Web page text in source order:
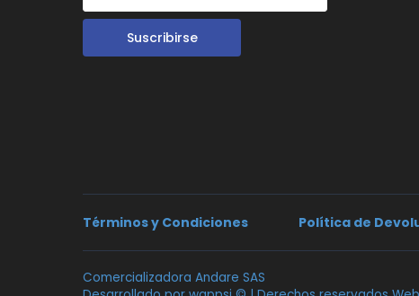
Suscribirse
Términos y Condiciones Política de
Comercializadora Andare SAS